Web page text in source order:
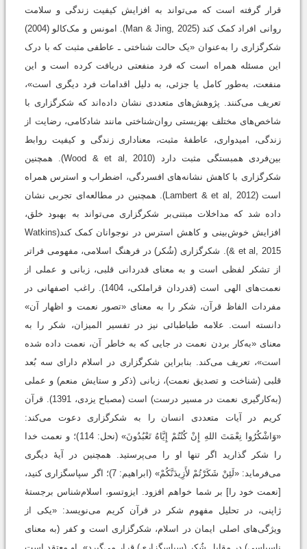
قرار گرفته است که می‌تواند به افزایش کیفیت زندگی و سلامت
روانی افراد کمک کند (Man & Jing, 2025). امونس و مک‌کالو (2004)
شکرگزاری را به‌عنوان «یک حالت شناختی ـ عاطفی مثبت که با درک
این مسئله همراه است که فرد منفعتی دریافت کرده است و این
منفعت، به‌طور کامل یا جزئی، به دلیل اقدامات فرد دیگری است»،
تعریف می‌کنند. پژوهش‌های متعددی نشان داده‌اند که شکرگزاری با
شاخص‌های مختلف بهزیستی روان‌شناختی مانند شادکامی، رضایت از
زندگی، امیدواری، عاطفۀ مثبت، معناداری زندگی و کیفیت روابط
بین‌فردی همبستگی مثبت دارد (Wood & et al, 2010). همچنین
شکرگزاری با کاهش نشانه‌های افسردگی، اضطراب و استرس همراه
است (Lambert & et al, 2012). همچنین در مطالعه‌ای تجربی نشان
داده شد که مداخلات مبتنی‌بر شکرگزاری می‌تواند به بهبود خلق،
افزایش خوش‌بینی و کاهش استرس در نوجوانان کمک کند(Watkins
& et al, 2015). شکرگزاری (شُکر) در فرهنگ اسلامی، مفهومی فراتر
از تشکر لفظی است و به معنای قدردانی قلبی، زبانی و عملی از
نعمت‌های الهی است (قدردان قراملکی، 1404). راغب اصفهانی در
مفردات الفاظ قرآن، شکر را به معنای «تصور نعمت و اظهار آن»
دانسته است. علامه طباطبائی نیز در تفسیر المیزان، شکر را به
معنای «به‌کار بردن نعمت در جایی که به خاطر آن، نعمت داده شده
است»، تعریف می‌کند. بنابراین شکرگزاری در اسلام دارای سه بُعد
قلبی (شناخت و تصدیق نعمت)، زبانی (ذکر و ستایش منعم) و عملی
(به‌کارگیری نعمت در مسیر درست) است (مصباح یزدی، 1391). قرآن
کریم در آیات متعددی انسان را به شکرگزاری دعوت می‌کند:
«وَاشْكُرُوا نِعْمَتَ اللهِ إِنْ كُنْتُمْ إِيَّاهُ تَعْبُدُونَ» (نحل: 114)؛ و نعمت خدا
را شکر گذارید اگر تنها او را می‌پرستید. همچنین در آیۀ دیگری
می‌فرماید: «لَئِنْ شَكَرْتُمْ لأَزِيدَنَّكُمْ» (ابراهیم: 7)؛ اگر سپاسگزاری کنید،
[نعمت خود را] بر شما خواهم افزود. ایزوتسو، اسلام‌شناس برجستۀ
ژاپنی، در تحلیل مفهوم شکر در قرآن کریم می‌نویسد: «یکی از
ویژگی‌های اصلی ایمان در اسلام، شکرگزاری است و کفر (به معنای